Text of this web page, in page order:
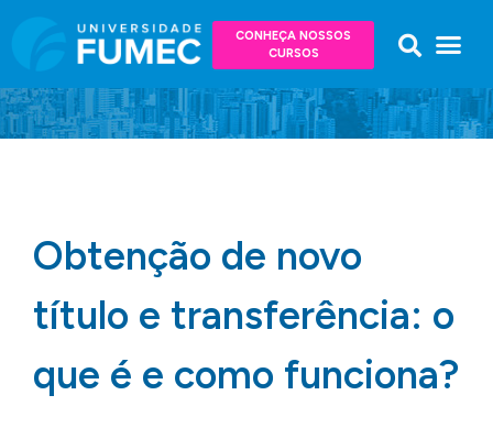
CONHEÇA NOSSOS
CURSOS
Obtenção de novo
título e transferência: o
que é e como funciona?